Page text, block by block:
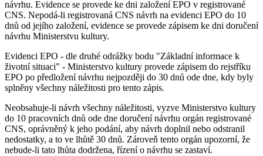
návrhu. Evidence se provede ke dni založení EPO v registrované
CNS. Nepodá-li registrovaná CNS návrh na evidenci EPO do 10
dnů od jejího založení, evidence se provede zápisem ke dni doručení
návrhu Ministerstvu kultury.
Evidenci EPO - dle druhé odrážky bodu "Základní informace k
životní situaci" - Ministerstvo kultury provede zápisem do rejstříku
EPO po předložení návrhu nejpozději do 30 dnů ode dne, kdy byly
splněny všechny náležitosti pro tento zápis.
Neobsahuje-li návrh všechny náležitosti, vyzve Ministerstvo kultury
do 10 pracovních dnů ode dne doručení návrhu orgán registrované
CNS, oprávněný k jeho podání, aby návrh doplnil nebo odstranil
nedostatky, a to ve lhůtě 30 dnů. Zároveň tento orgán upozorní, že
nebude-li tato lhůta dodržena, řízení o návrhu se zastaví.